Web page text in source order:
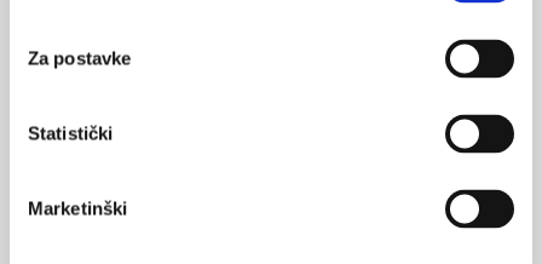
Za postavke
Statistički
Marketinški
most koji povezuje depresiju s emocionalnom blokadom. Ako
pacijent osjeća krivnju, vjerojatnost da će šutjeti o svojoj boli
Vezano uz ovo konkretno istraživanje (11), svakako treba
presječno, ne mogu se utvrditi uzročne veze u interpretaciji